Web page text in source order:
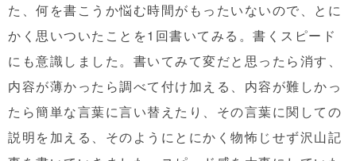
た、何を書こうか悩む時間がもったいないので、とに
かく思いついたことを1回書いてみる。書くスピード
にも意識しました。書いてみて変だと思ったら消す、
内容が薄かったら調べて付け加える、内容が難しかっ
たら簡単な言葉に言い替えたり、その言葉に関しての
説明を加える、そのようにとにかく物怖じせず沢山記